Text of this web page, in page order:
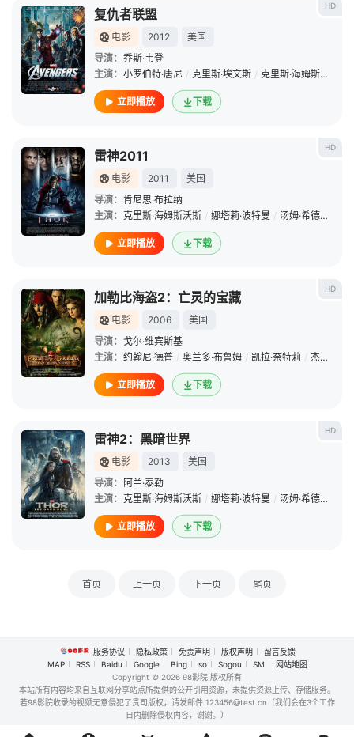
HD
复仇者联盟
电影 2012
美国
导演： 乔斯·韦登
主演： 小罗伯特·唐尼 / 克里斯·埃文斯 / 克里斯·海姆斯沃斯
立即播放 下载
HD
雷神2011
电影 2011
美国
导演： 肯尼思·布拉纳
主演： 克里斯·海姆斯沃斯 / 娜塔莉·波特曼 / 汤姆·希德勒斯顿
立即播放 下载
HD
加勒比海盗2：亡灵的宝藏
电影 2006
美国
导演： 戈尔·维宾斯基
主演： 约翰尼·德普 / 奥兰多·布鲁姆 / 凯拉·奈特莉 / 杰克·达文波特
立即播放 下载
HD
雷神2：黑暗世界
电影 2013
美国
导演： 阿兰·泰勒
主演： 克里斯·海姆斯沃斯 / 娜塔莉·波特曼 / 汤姆·希德勒斯顿
立即播放 下载
首页 上一页 下一页 尾页
服务协议 隐私政策 免责声明 版权声明
留言反馈
MAP
RSS Baidu Google Bing so Sogou SM
网站地图
Copyright © 2026 98影院 版权所有
本站所有内容均来自互联网分享站点所提供的公开引用资源，未提供资源上传、存储服务。
若98影院收录的视频无意侵犯了贵司版权，请发邮件 123456@test.cn（我们会在3个工作
日内删除侵权内容，谢谢。）